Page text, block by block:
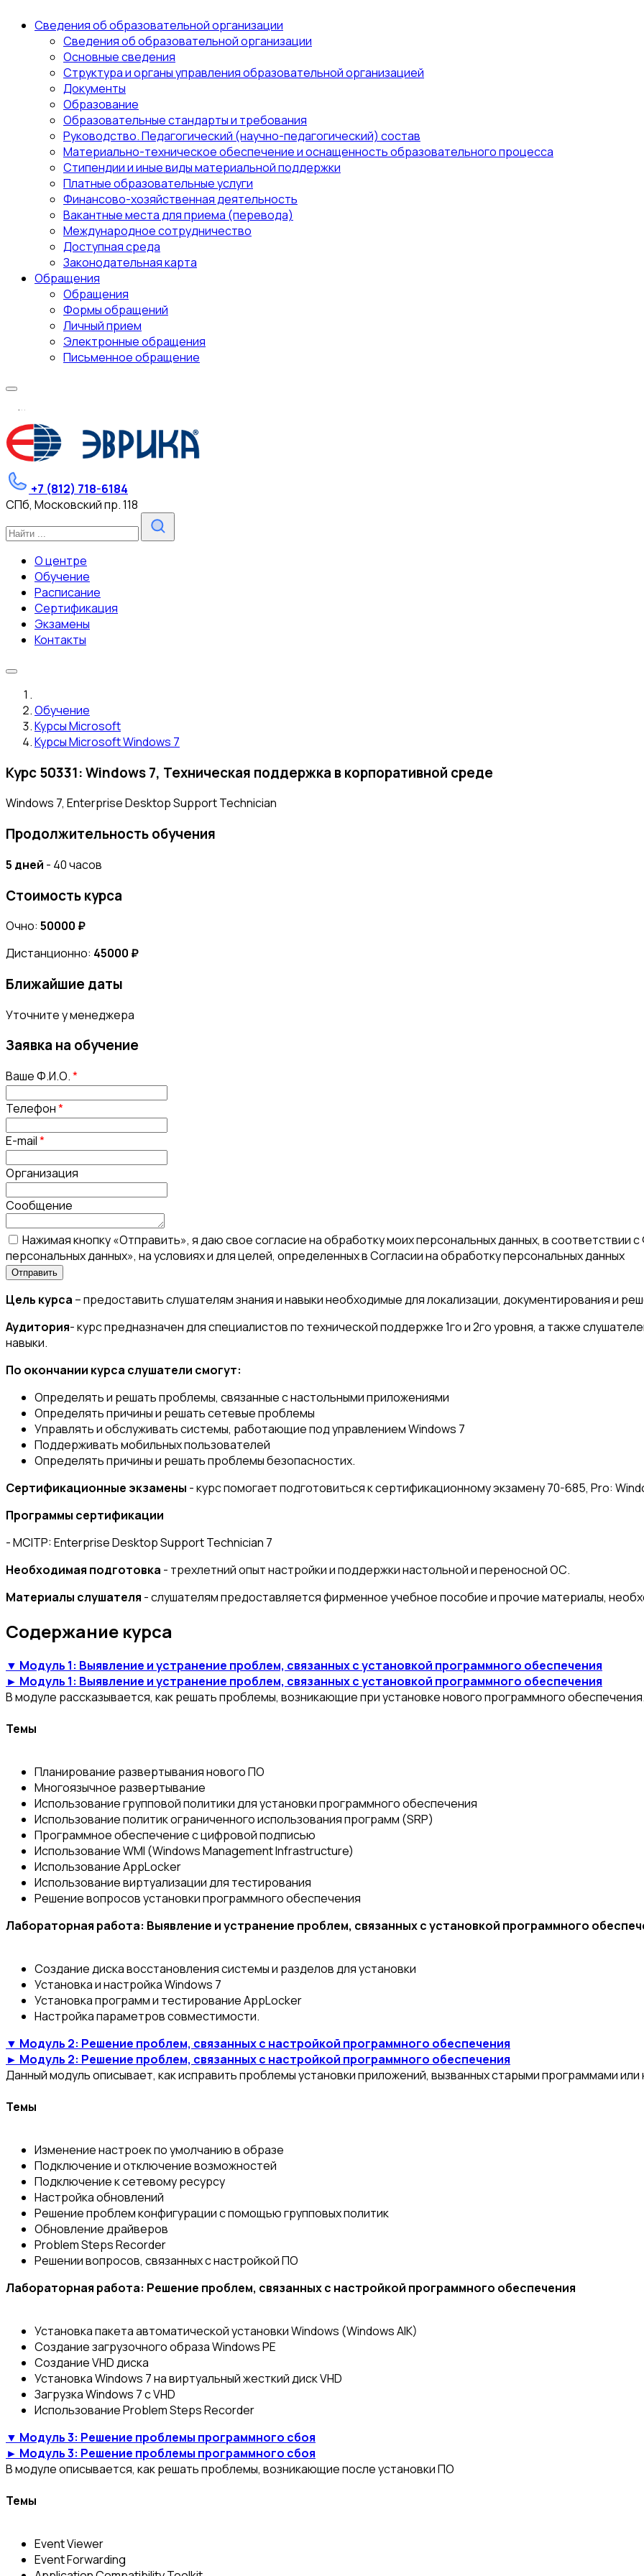
Сведения об образовательной организации
Сведения об образовательной организации
Основные сведения
Структура и органы управления образовательной организацией
Документы
Образование
Образовательные стандарты и требования
Руководство. Педагогический (научно-педагогический) состав
Материально-техническое обеспечение и оснащенность образовательного процесса
Стипендии и иные виды материальной поддержки
Платные образовательные услуги
Финансово-хозяйственная деятельность
Вакантные места для приема (перевода)
Международное сотрудничество
Доступная среда
Законодательная карта
Обращения
Обращения
Формы обращений
Личный прием
Электронные обращения
Письменное обращение
...
+7 (812) 718-6184
СПб, Московский пр. 118
О центре
Обучение
Расписание
Сертификация
Экзамены
Контакты
Обучение
Курсы Microsoft
Курсы Microsoft Windows 7
Курс 50331: Windows 7, Техническая поддержка в корпоративной среде
Windows 7, Enterprise Desktop Support Technician
Продолжительность обучения
5 дней - 40 часов
Стоимость курса
Очно: 50000 ₽
Дистанционно: 45000 ₽
Ближайшие даты
Уточните у менеджера
Заявка на обучение
Ваше Ф.И.О.*
Телефон*
E-mail*
Организация
Сообщение
Нажимая кнопку «Отправить», я даю свое согласие на обработку моих персональных данных, в
персональных данных», на условиях и для целей, определенных в Согласии на обработку персональных данных
Цель курса – предоставить слушателям знания и навыки необходимые для локализации, документирования и
Аудитория- курс предназначен для специалистов по технической поддержке 1го и 2го уровня, а также
навыки.
По окончании курса слушатели смогут:
Определять и решать проблемы, связанные с настольными приложениями
Определять причины и решать сетевые проблемы
Управлять и обслуживать системы, работающие под управлением Windows 7
Поддерживать мобильных пользователей
Определять причины и решать проблемы безопасностих.
Сертификационные экзамены - курс помогает подготовиться к сертификационному экзамену 70-685, Pro:
Программы сертификации
- MCITP: Enterprise Desktop Support Technician 7
Необходимая подготовка - трехлетний опыт настройки и поддержки настольной и переносной ОС.
Материалы слушателя - слушателям предоставляется фирменное учебное пособие и прочие материалы,
Содержание курса
▼ Модуль 1: Выявление и устранение проблем, связанных с установкой программного обеспечения
► Модуль 1: Выявление и устранение проблем, связанных с установкой программного обеспечения
В модуле рассказывается, как решать проблемы, возникающие при установке нового программного обеспечения.
Темы
Планирование развертывания нового ПО
Многоязычное развертывание
Использование групповой политики для установки программного обеспечения
Использование политик ограниченного использования программ (SRP)
Программное обеспечение с цифровой подписью
Использование WMI (Windows Management Infrastructure)
Использование AppLocker
Использование виртуализации для тестирования
Решение вопросов установки программного обеспечения
Лабораторная работа: Выявление и устранение проблем, связанных с установкой программного
Создание диска восстановления системы и разделов для установки
Установка и настройка Windows 7
Установка программ и тестирование AppLocker
Настройка параметров совместимости.
▼ Модуль 2: Решение проблем, связанных с настройкой программного обеспечения
► Модуль 2: Решение проблем, связанных с настройкой программного обеспечения
Данный модуль описывает, как исправить проблемы установки приложений, вызванных старыми программами
Темы
Изменение настроек по умолчанию в образе
Подключение и отключение возможностей
Подключение к сетевому ресурсу
Настройка обновлений
Решение проблем конфигурации с помощью групповых политик
Обновление драйверов
Problem Steps Recorder
Решении вопросов, связанных с настройкой ПО
Лабораторная работа: Решение проблем, связанных с настройкой программного обеспечения
Установка пакета автоматической установки Windows (Windows AIK)
Создание загрузочного образа Windows PE
Создание VHD диска
Установка Windows 7 на виртуальный жесткий диск VHD
Загрузка Windows 7 с VHD
Использование Problem Steps Recorder
▼ Модуль 3: Решение проблемы программного сбоя
► Модуль 3: Решение проблемы программного сбоя
В модуле описывается, как решать проблемы, возникающие после установки ПО
Темы
Event Viewer
Event Forwarding